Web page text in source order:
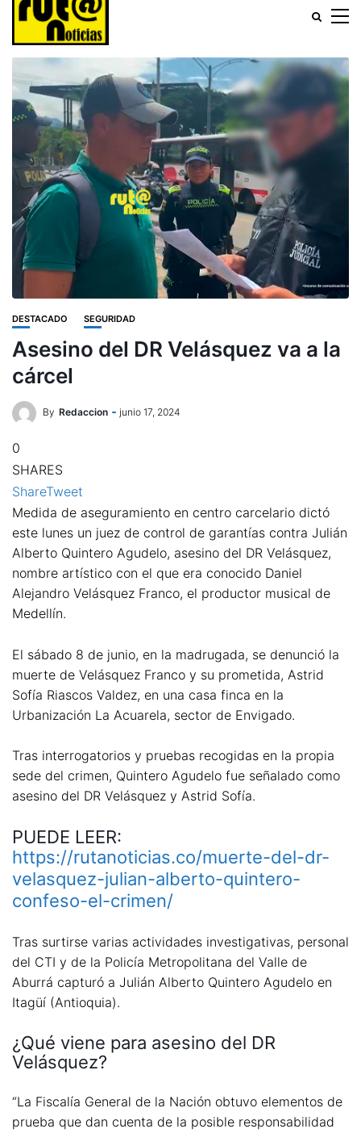
DESTACADO SEGURIDAD
Asesino del DR Velásquez va a la
cárcel
By Redaccion junio 17, 2024
0
SHARES
ShareTweet
Medida de aseguramiento en centro carcelario dictó
este lunes un juez de control de garantías contra Julián
Alberto Quintero Agudelo, asesino del DR Velásquez,
nombre artístico con el que era conocido Daniel
Alejandro Velásquez Franco, el productor musical de
Medellín.
El sábado 8 de junio, en la madrugada, se denunció la
muerte de Velásquez Franco y su prometida, Astrid
Sofía Riascos Valdez, en una casa finca en la
Urbanización La Acuarela, sector de Envigado.
Tras interrogatorios y pruebas recogidas en la propia
sede del crimen, Quintero Agudelo fue señalado como
asesino del DR Velásquez y Astrid Sofía.
PUEDE LEER:
https://rutanoticias.co/muerte-del-dr-
velasquez-julian-alberto-quintero-
confeso-el-crimen/
Tras surtirse varias actividades investigativas, personal
del CTI y de la Policía Metropolitana del Valle de
Aburrá capturó a Julián Alberto Quintero Agudelo en
Itagüí (Antioquia).
¿Qué viene para asesino del DR
Velásquez?
“La Fiscalía General de la Nación obtuvo elementos de
prueba que dan cuenta de la posible responsabilidad